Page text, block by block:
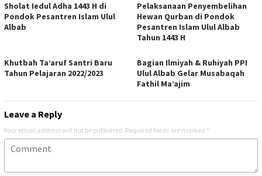
Sholat Iedul Adha 1443 H di
Pondok Pesantren Islam Ulul
Albab
Pelaksanaan Penyembelihan
Hewan Qurban di Pondok
Pesantren Islam Ulul Albab
Tahun 1443 H
Khutbah Ta’aruf Santri Baru
Tahun Pelajaran 2022/2023
Bagian Ilmiyah & Ruhiyah PPI
Ulul Albab Gelar Musabaqah
Fathil Ma’ajim
Leave a Reply
Your email address will not be published. Required fields are marked *